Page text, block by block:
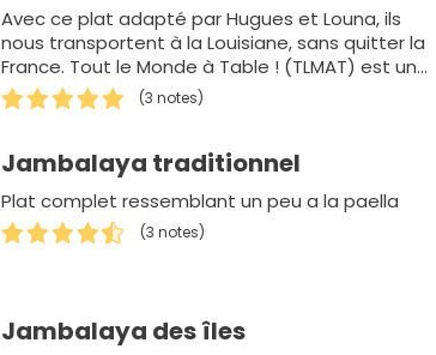
Avec ce plat adapté par Hugues et Louna, ils
nous transportent à la Louisiane, sans quitter la
France. Tout le Monde à Table ! (TLMAT) est un
m…
(3 notes)
Jambalaya traditionnel
Plat complet ressemblant un peu a la paella
(3 notes)
Jambalaya des îles